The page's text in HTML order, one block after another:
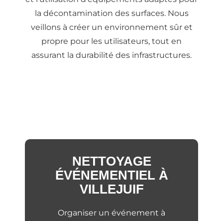
la décontamination des surfaces. Nous
veillons à créer un environnement sûr et
propre pour les utilisateurs, tout en
assurant la durabilité des infrastructures.
NETTOYAGE
ÉVÉNEMENTIEL À
VILLEJUIF
Organiser un événement à